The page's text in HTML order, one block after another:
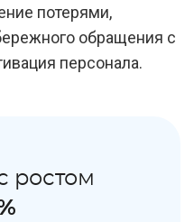
потерями,
обращения с
персонала.
ростом